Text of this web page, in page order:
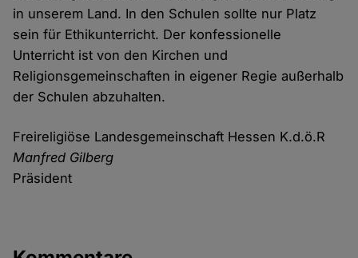
in unserem Land. In den Schulen sollte nur Platz
sein für Ethikunterricht. Der konfessionelle
Unterricht ist von den Kirchen und
Religionsgemeinschaften in eigener Regie außerhalb
der Schulen abzuhalten.
Freireligiöse Landesgemeinschaft Hessen K.d.ö.R
Manfred Gilberg
Präsident